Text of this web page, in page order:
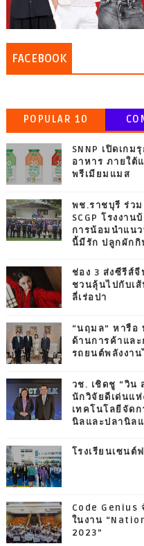
FACEBOOK
POPULAR 10
SNNP เปิดเก
อาหาร ภายใต้
พรีเมียมแมส
พช.ราชบุรี ร่ว
SCGP โรงงา
การน้อมนำแนว
นี้มีรัก ปลูกผักกิ
ช่อง 3 ส่งซีรีส์
ชวนลุ้นไปกับเ
ลี่เร่อปา
“นฤมล” หารือ
ด้านการค้าแล
รถยนต์พลังงา
วช. เชิดชู “วิน
นักวิจัยดีเด่นแ
เทคโนโลยีจัด
นิลและปลานิล
โรงเรียนเซนต์
Code Genius
ในงาน
2023”